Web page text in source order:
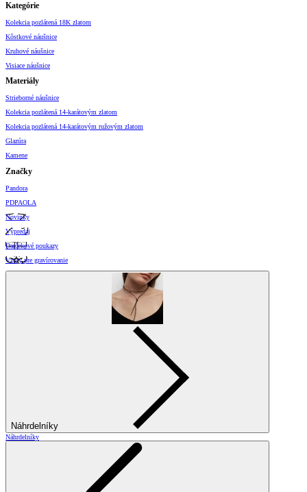
Kategórie
Kolekcia pozlátená 18K zlatom
Kôstkové náušnice
Kruhové náušnice
Visiace náušnice
Materiály
Strieborné náušnice
Kolekcia pozlátená 14-karátovým zlatom
Kolekcia pozlátená 14-karátovým ružovým zlatom
Glazúra
Kamene
Značky
Pandora
PDPAOLA
Novinky
Výpredaj
Darčekové poukazy
Vzory pre gravírovanie
Náhrdelníky
Náhrdelníky